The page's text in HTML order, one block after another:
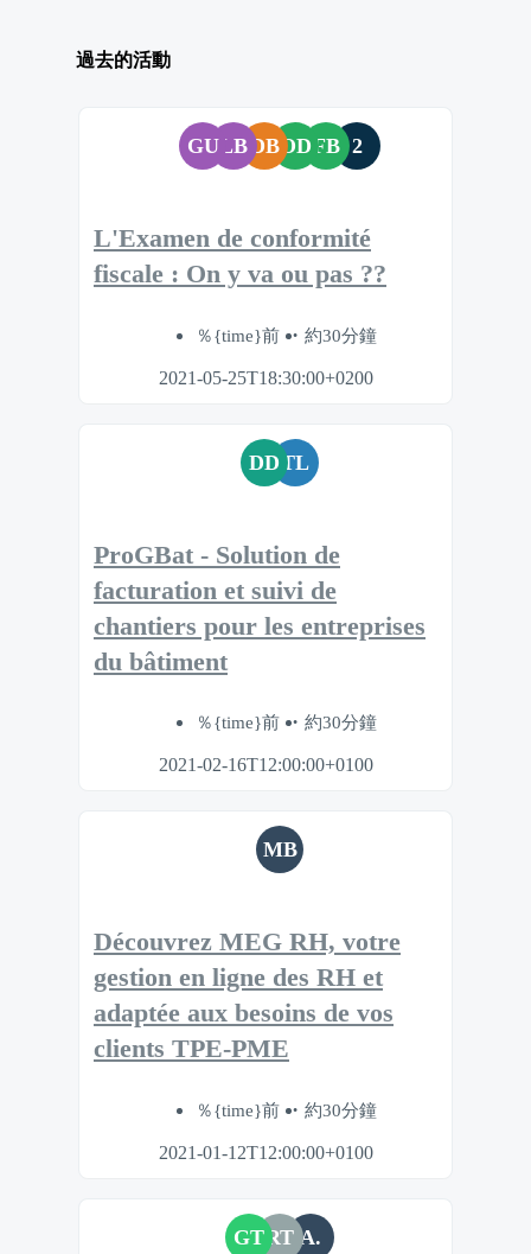
過去的活動
GU LB DBOD FB 2
L'Examen de conformité
fiscale : On y va ou pas ??
％{time}前 約30分鐘
2021-05-25T18:30:00+0200
DD TL
ProGBat - Solution de
facturation et suivi de
chantiers pour les entreprises
du bâtiment
％{time}前 約30分鐘
2021-02-16T12:00:00+0100
MB
Découvrez MEG RH, votre
gestion en ligne des RH et
adaptée aux besoins de vos
clients TPE-PME
％{time}前 約30分鐘
2021-01-12T12:00:00+0100
GT RT A.